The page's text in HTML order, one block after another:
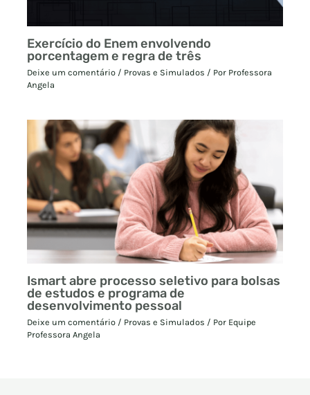
Exercício do Enem envolvendo
porcentagem e regra de três
Deixe um comentário / Provas e Simulados / Por Professora
Angela
Ismart abre processo seletivo para bolsas
de estudos e programa de
desenvolvimento pessoal
Deixe um comentário / Provas e Simulados / Por Equipe
Professora Angela